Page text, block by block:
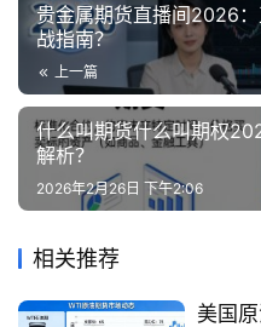
贵金属期货直播间2026
战指南？
上一篇
什么叫期货什么叫期权
解析？
2026年2月26日 下午2:06
相关推荐
美国